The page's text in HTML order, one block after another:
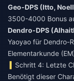
Geo-DPS (Itto,
3500-4000 Bonus
Dendro-DPS
Yaoyao für Dendro-
Elementarkunde
Schritt 4: Letzte
Benötigt dieser